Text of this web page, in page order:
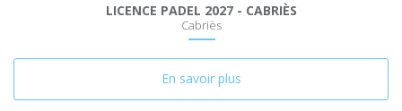
LICENCE PADEL 2027 - CABRIÈS
Cabriès
En savoir plus